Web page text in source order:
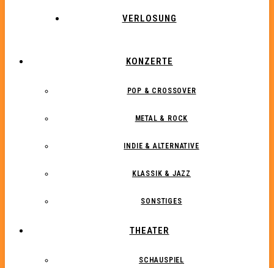
VERLOSUNG
KONZERTE
POP & CROSSOVER
METAL & ROCK
INDIE & ALTERNATIVE
KLASSIK & JAZZ
SONSTIGES
THEATER
SCHAUSPIEL